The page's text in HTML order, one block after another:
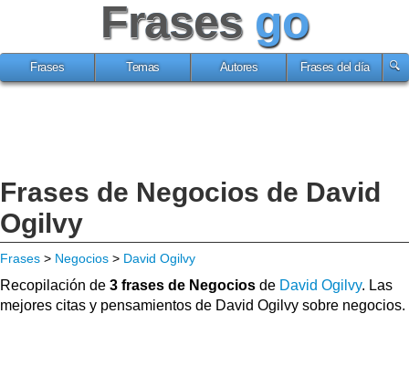
Frases go
Frases Temas Autores Frases del día
Frases de Negocios de David
Ogilvy
Frases > Negocios > David Ogilvy
Recopilación de 3 frases de Negocios de David Ogilvy. Las
mejores citas y pensamientos de David Ogilvy sobre negocios.